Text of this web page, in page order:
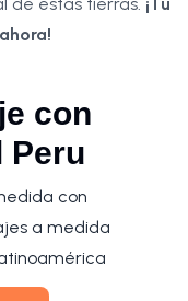
con
Peru
con
a medida